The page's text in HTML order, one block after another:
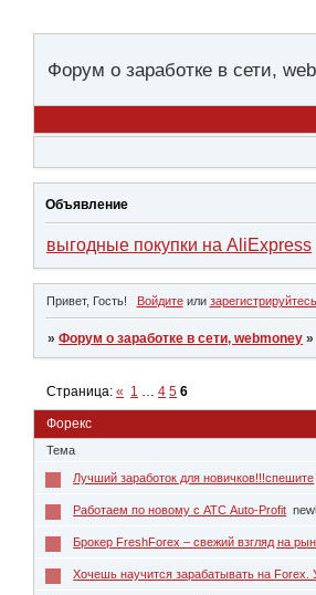
Форум о заработке в сети,
Объявление
выгодные покупки на AliExpress
Привет, Гость! Войдитеили зарегистрируйтесь
»Форум о заработке в сети, webmoney
Форекс
Страница:« 1 … 4 5 6
Тема
Лучший заработок для новичков!!!спешите
Работаем по новому с АТС Auto-Profit
Брокер FreshForex – свежий взгляд на
Хочешь научится зарабатывать на Forex.